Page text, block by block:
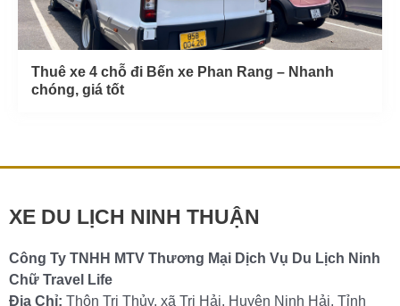
Thuê xe 4 chỗ đi Bến xe Phan Rang – Nhanh
chóng, giá tốt
XE DU LỊCH NINH THUẬN
Công Ty TNHH MTV Thương Mại Dịch Vụ Du Lịch Ninh
Chữ Travel Life
Điạ Chỉ: Thôn Tri Thủy, xã Tri Hải, Huyện Ninh Hải, Tỉnh